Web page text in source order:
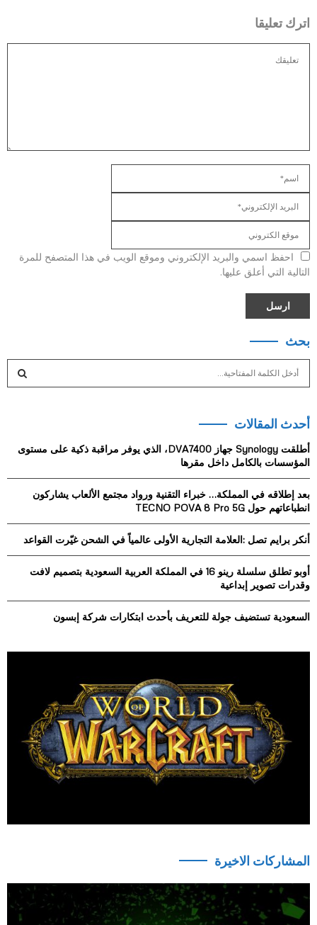
اترك تعليقا
احفظ اسمي والبريد الإلكتروني وموقع الويب في هذا المتصفح للمرة
التالية التي أعلق عليها.
بحث
c
h
f
:
A
H
أحدث المقالات
أطلقت Synology جهاز DVA7400، الذي يوفر مراقبة ذكية على مستوى
المؤسسات بالكامل داخل مقرها
بعد إطلاقه في المملكة… خبراء التقنية ورواد مجتمع الألعاب يشاركون
انطباعاتهم حول TECNO POVA 8 Pro 5G
أنكر برايم تصل :العلامة التجارية الأولى عالمياً في الشحن غيّرت القواعد
أوبو تطلق سلسلة رينو 16 في المملكة العربية السعودية بتصميم لافت
وقدرات تصوير إبداعية
السعودية تستضيف جولة للتعريف بأحدث ابتكارات شركة إبسون
المشاركات الاخيرة